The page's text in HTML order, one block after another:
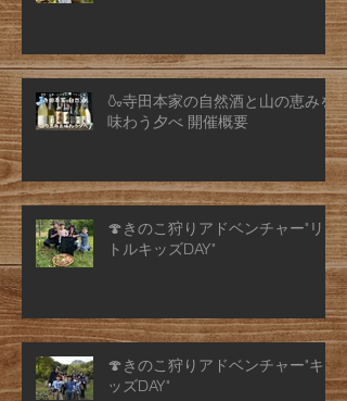
🍶寺田本家の自然酒と山の恵みを
味わう夕べ 開催概要
🍄きのこ狩りアドベンチャー"リ
トルキッズDAY"
🍄きのこ狩りアドベンチャー"キ
ッズDAY"